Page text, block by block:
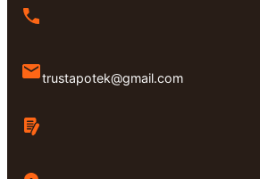
trustapotek@gmail.com